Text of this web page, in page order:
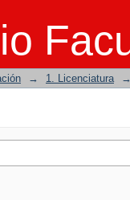
→ 1. Licenciatura